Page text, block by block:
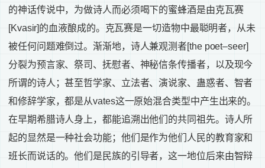
的神话传说中，为做诗人而必须喝下的蜜蜂酒是由克瓦赛
[Kvasir]的血液酿成的。克瓦赛是一切造物中最聪明者，从未
被任何问题难倒过。渐渐地，诗人兼观测者[the poet–seer]
分裂为预言家、祭司、抚慰者、神秘信条传播者，以及现今
所谓的诗人；甚至哲学家、立法者、演说家、蛊惑者、智者
和修辞学家，都是从vates这一原始混合类型中产生出来的。
在早期希腊诗人身上，都能追溯出他们的共同祖先。诗人所
起的显然是一种社会功能；他们是作为他们人民的教育家和
班长而说话的。他们是民族的引导者，这一地位后来由智辩